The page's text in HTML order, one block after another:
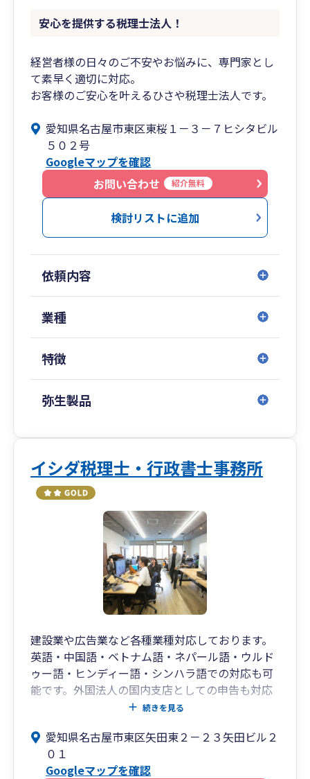
安心を提供する税理士法人！
経営者様の日々のご不安やお悩みに、専門家とし
て素早く適切に対応。
お客様のご安心を叶えるひさや税理士法人です。
愛知県名古屋市東区東桜１－３－７ヒシタビル
５０２号
Googleマップを確認
お問い合わせ
紹介無料
検討リストに追加
依頼内容
業種
特徴
弥生製品
イシダ税理士・行政書士事務所
建設業や広告業など各種業種対応しております。
英語・中国語・ベトナム語・ネパール語・ウルド
ゥー語・ヒンディー語・シンハラ語での対応も可
能です。外国法人の国内支店としての申告も対応
しております。また、外国人従業員雇用に関する
おります。
続きを見る
愛知県名古屋市東区矢田東２－２３矢田ビル２
０１
Googleマップを確認